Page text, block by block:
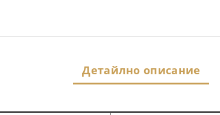
Детайлно описание